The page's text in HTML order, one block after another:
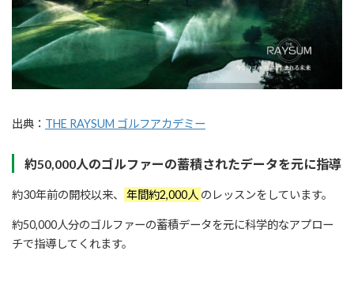
出典： THE RAYSUM ゴルフアカデミー
約50,000人のゴルファーの蓄積されたデータを元に指導
約30年前の開校以来、 年間約2,000人 のレッスンをしています。
約50,000人分のゴルファーの蓄積データを元に科学的なアプロー
チで指導してくれます。